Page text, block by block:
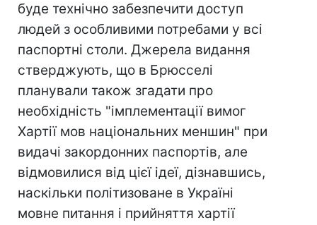
буде технічно забезпечити доступ
людей з особливими потребами у всі
паспортні столи. Джерела видання
стверджують, що в Брюсселі
планували також згадати про
необхідність "імплементації вимог
Хартії мов національних меншин" при
видачі закордонних паспортів, але
відмовилися від цієї ідеї, дізнавшись,
наскільки політизоване в Україні
мовне питання і прийняття хартії